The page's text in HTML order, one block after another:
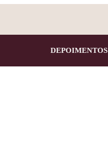
DEPOIMENTOS